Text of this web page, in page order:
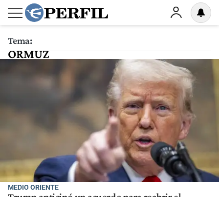
Tema:
ORMUZ
MEDIO ORIENTE